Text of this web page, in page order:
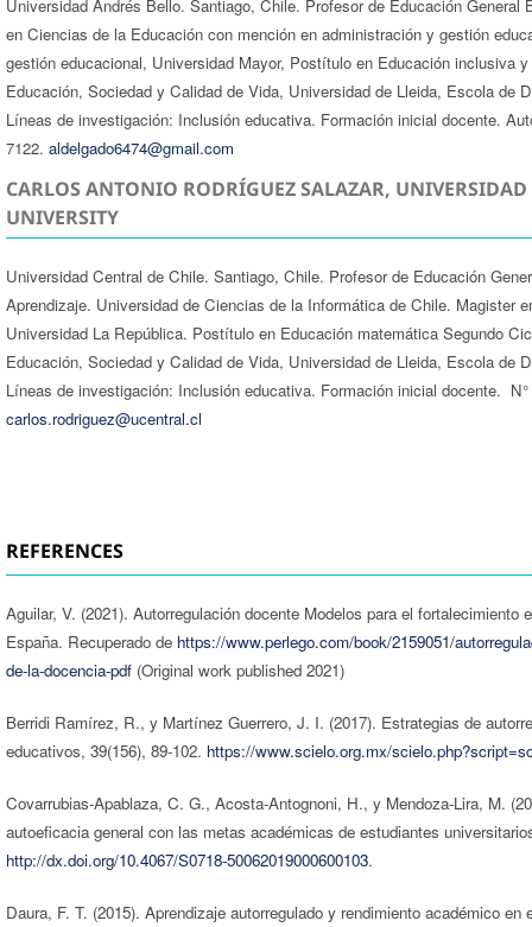
Universidad Andrés Bello. Santiago, Chile. Profesor de Educación
en Ciencias de la Educación con mención en administración y gestión
gestión educacional, Universidad Mayor, Postítulo en Educación inclusiva
Educación, Sociedad y Calidad de Vida, Universidad de Lleida, Escola de
Líneas de investigación: Inclusión educativa. Formación inicial docente.
7122. aldelgado6474@gmail.com
CARLOS ANTONIO RODRÍGUEZ SALAZAR,
UNIVERSITY
Universidad Central de Chile. Santiago, Chile. Profesor de Educación
Aprendizaje. Universidad de Ciencias de la Informática de Chile. Magister
Universidad La República. Postítulo en Educación matemática Segundo
Educación, Sociedad y Calidad de Vida, Universidad de Lleida, Escola de
Líneas de investigación: Inclusión educativa. Formación inicial docente.
carlos.rodriguez@ucentral.cl
REFERENCES
Aguilar, V. (2021). Autorregulación docente Modelos para el
España. Recuperado de https://www.perlego.com/book/2159051/
de-la-docencia-pdf(Original work published 2021)
Berridi Ramírez, R., y Martínez Guerrero, J. I. (2017). Estrategias de
educativos, 39(156), 89-102. https://www.scielo.org.mx/
Covarrubias-Apablaza, C. G., Acosta-Antognoni, H., y Mendoza-Lira, M.
autoeficacia general con las metas académicas de estudiantes
http://dx.doi.org/10.4067/S0718-50062019000600103.
Daura, F. T. (2015). Aprendizaje autorregulado y rendimiento académico